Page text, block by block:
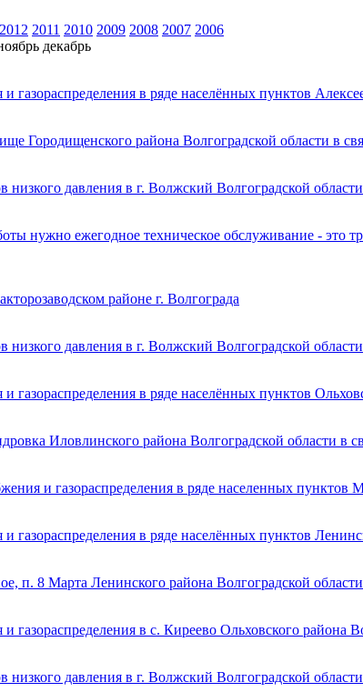
2012 2011 2010 2009 2008 2007 2006
декабрь
в ряде населённых пунктов
Городищенского района Волгоградской области в
давления в г. Волжский Волгоградской области
нужно ежегодное техническое обслуживание - это
районе г. Волгограда
давления в г. Волжский Волгоградской области
в ряде населённых пунктов
Иловлинского района Волгоградской области в
и газораспределения в ряде населенных пунктов
в ряде населённых пунктов
п. 8 Марта Ленинского района Волгоградской
в с. Киреево Ольховского района
давления в г. Волжский Волгоградской области